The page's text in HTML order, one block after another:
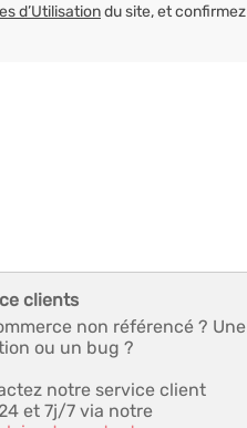
d’Utilisationdu site, et confirmez
clients
non référencé ? Une
ou un bug ?
notre service client
et 7j/7 via notre